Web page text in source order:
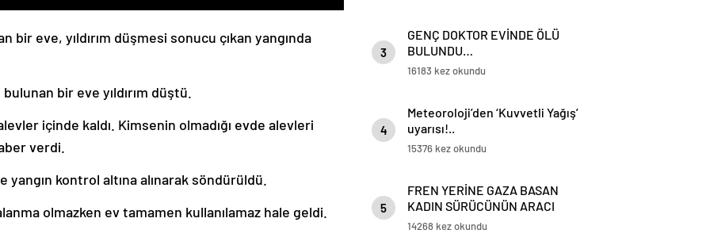
bir eve, yıldırım düşmesi sonucu çıkan yangında
bir eve yıldırım düştü.
içinde kaldı. Kimsenin olmadığı evde alevleri
verdi.
kontrol altına alınarak söndürüldü.
olmazken ev tamamen kullanılamaz hale geldi.
3
GENÇ DOKTOR EVİNDE ÖLÜ
BULUNDU…
16183 kez okundu
4
Meteoroloji’den ‘Kuvvetli Yağış’
uyarısı!..
15376 kez okundu
5
FREN YERİNE GAZA BASAN
KADIN SÜRÜCÜNÜN ARACI
KORKULUKLARDA ASILI KALDI
14268 kez okundu